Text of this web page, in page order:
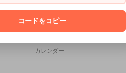
CALENDAR
カレンダー
コードをコピー